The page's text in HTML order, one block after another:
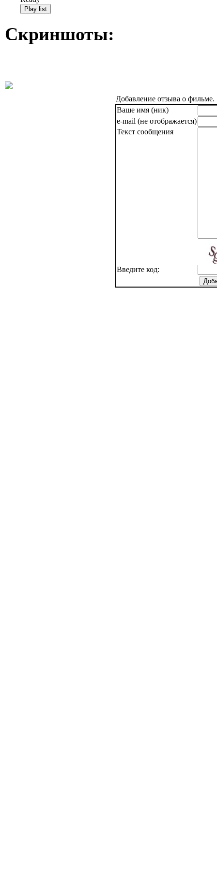
Скриншоты:
Добавление отзыва о фильме.
Ваше имя (ник)
e-mail (не отображается)
Текст сообщения
Введите код: